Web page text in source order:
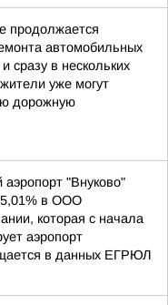
продолжается
автомобильных
сразу в нескольких
уже могут
дорожную
"Внуково"
в ООО
которая с начала
аэропорт
в данных ЕГРЮЛ